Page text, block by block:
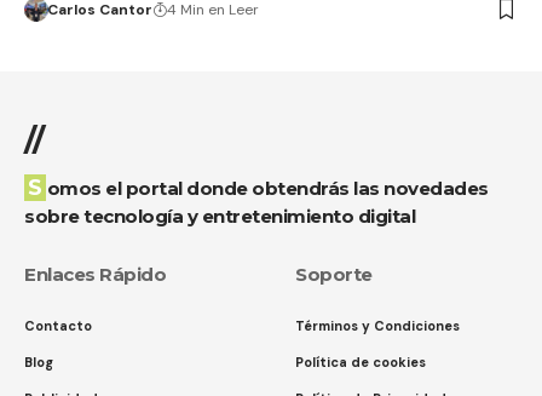
Carlos Cantor 4 Min en Leer
//
Somos el portal donde obtendrás las novedades
sobre tecnología y entretenimiento digital
Enlaces Rápido
Contacto
Blog
Soporte
Términos y Condiciones
Política de cookies